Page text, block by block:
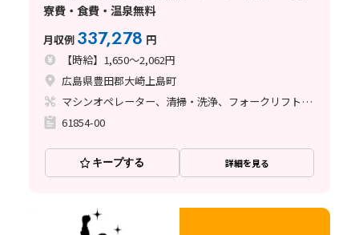
寮費・食費・温泉無料
月収例 337,278 円
【時給】1,650～2,062円
広島県豊田郡大崎上島町
マシンオペレーター、清掃・洗浄、フォークリフト、玉掛け・クレーン
61854-00
キープする 詳細を見る